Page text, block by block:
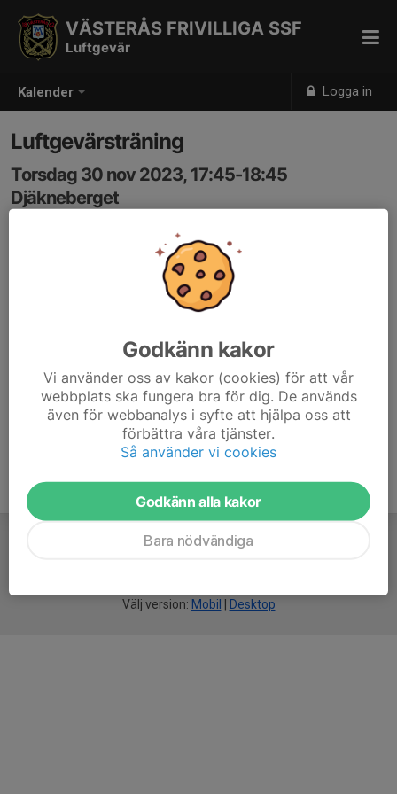
Kalender Logga in
VÄSTERÅS FRIVILLIGA SSF
Luftgevär
Luftgevärsträning
Torsdag 30 nov 2023, 17:45-18:45
Djäkneberget
Välj version: Mobil Desktop
Godkänn kakor
Vi använder oss av kakor (cookies) för att vår
webbplats ska fungera bra för dig. De används
även för webbanalys i syfte att hjälpa oss att
förbättra våra tjänster.
Så använder vi cookies
Godkänn alla kakor
Bara nödvändiga